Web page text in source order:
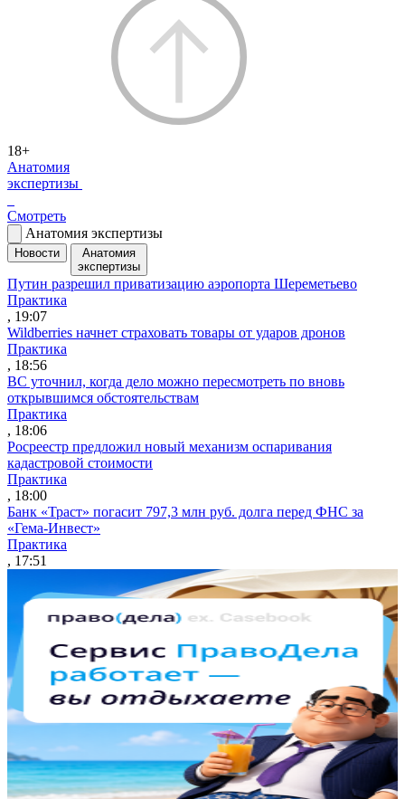
18+
Анатомия
экспертизы
Смотреть
Анатомия экспертизы
Новости
Анатомия
экспертизы
Путин разрешил приватизацию аэропорта Шереметьево
Практика
, 19:07
Wildberries начнет страховать товары от ударов дронов
Практика
, 18:56
ВС уточнил, когда дело можно пересмотреть по вновь
открывшимся обстоятельствам
Практика
, 18:06
Росреестр предложил новый механизм оспаривания
кадастровой стоимости
Практика
, 18:00
Банк «Траст» погасит 797,3 млн руб. долга перед ФНС за
«Гема-Инвест»
Практика
, 17:51